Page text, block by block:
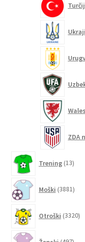
ZDA
Trening 13
Moški 3881
Otroški 3320